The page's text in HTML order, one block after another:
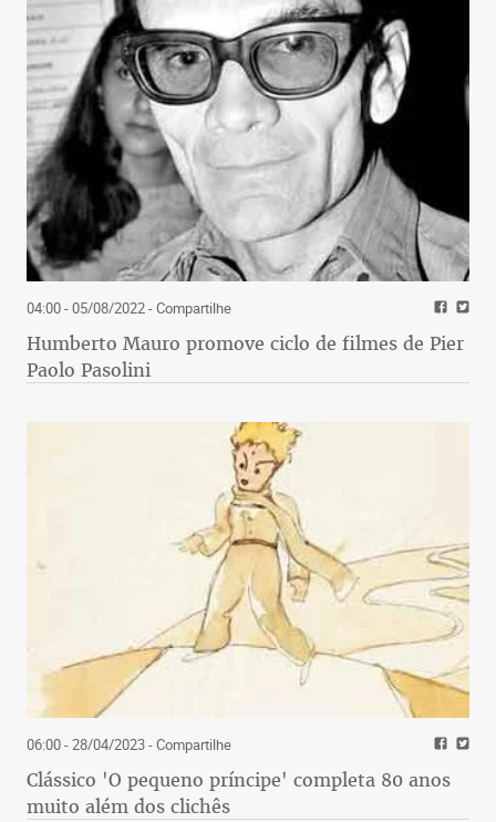
04:00 - 05/08/2022- Compartilhe
Humberto Mauro promove ciclo de filmes de Pier
Paolo Pasolini
06:00 - 28/04/2023- Compartilhe
Clássico 'O pequeno príncipe' completa 80 anos
muito além dos clichês